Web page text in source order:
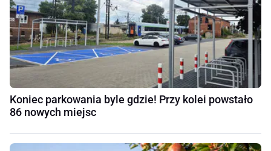
Koniec parkowania byle gdzie! Przy kolei powstało
86 nowych miejsc